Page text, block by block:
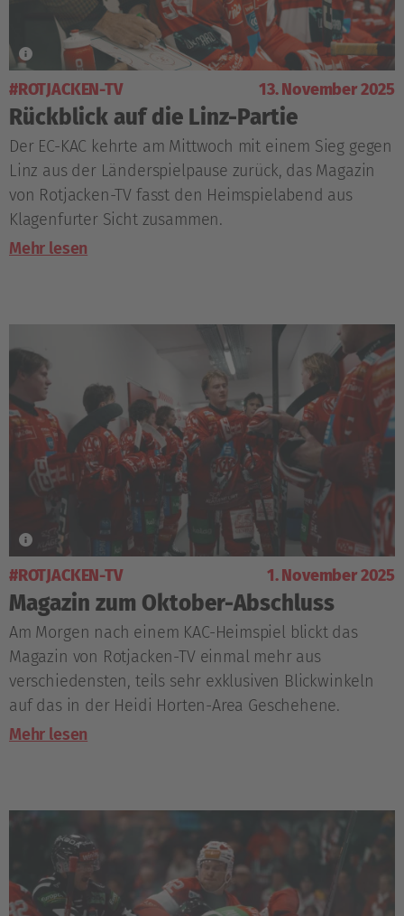
#ROTJACKEN-TV 13. November 2025
Rückblick auf die Linz-Partie
Der EC-KAC kehrte am Mittwoch mit einem Sieg gegen
Linz aus der Länderspielpause zurück, das Magazin
von Rotjacken-TV fasst den Heimspielabend aus
Klagenfurter Sicht zusammen.
Mehr lesen
#ROTJACKEN-TV 1. November 2025
Magazin zum Oktober-Abschluss
Am Morgen nach einem KAC-Heimspiel blickt das
Magazin von Rotjacken-TV einmal mehr aus
verschiedensten, teils sehr exklusiven Blickwinkeln
auf das in der Heidi Horten-Area Geschehene.
Mehr lesen